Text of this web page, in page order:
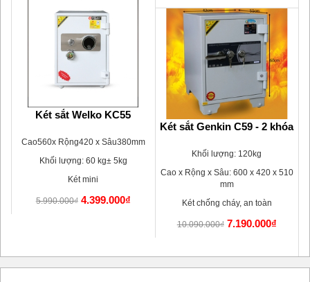
Két sắt Welko KC55
Cao560x Rộng420 x Sâu380mm
Khối lượng: 60 kg± 5kg
Két mini
5.990.000₫ 4.399.000₫
Két sắt Genkin C59 - 2 khóa
Khối lượng: 120kg
Cao x Rộng x Sâu: 600 x 420 x 510
mm
Két chống cháy, an toàn
10.090.000₫ 7.190.000₫